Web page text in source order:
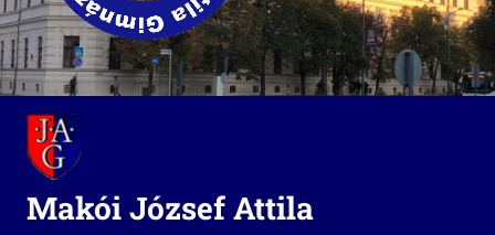
Skip
content
Makói József Attila